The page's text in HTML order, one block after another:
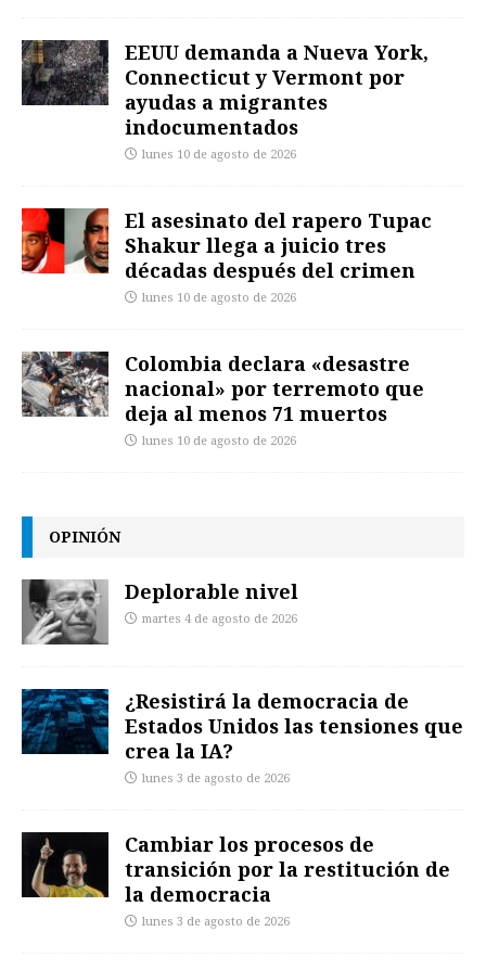
EEUU demanda a Nueva York,
Connecticut y Vermont por
ayudas a migrantes
indocumentados
lunes 10 de agosto de 2026
El asesinato del rapero Tupac
Shakur llega a juicio tres
décadas después del crimen
lunes 10 de agosto de 2026
Colombia declara «desastre
nacional» por terremoto que
deja al menos 71 muertos
lunes 10 de agosto de 2026
OPINIÓN
Deplorable nivel
martes 4 de agosto de 2026
¿Resistirá la democracia de
Estados Unidos las tensiones que
crea la IA?
lunes 3 de agosto de 2026
Cambiar los procesos de
transición por la restitución de
la democracia
lunes 3 de agosto de 2026